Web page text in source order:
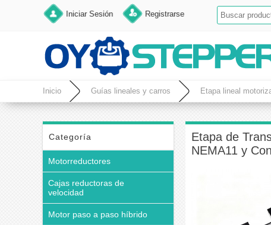
Iniciar Sesión Registrarse
Inicio Guías lineales y carros Etapa lineal
Categoría
Motorreductores
Cajas reductoras de
velocidad
Motor paso a paso híbrido
Etapa de
NEMA11 y